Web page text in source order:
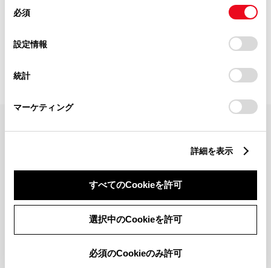
デバイスにすべてのCookie(クッキー)が保存されることに同
意したことになります。Cookie(クッキー)のオプトアウト、
設定の変更、同意を撤回したりするにあたっては、当社の
「Cookie（クッキー）情報の取り扱いについて
」をご覧くだ
必須
設定情報
統計
マーケティング
詳細を表示
すべてのCookieを許可
選択中のCookieを許可
必須のCookieのみ許可
店長
FAQ・お問い合わせ
関連サイト
関連サービス
Facebook
YouTubeInstagram